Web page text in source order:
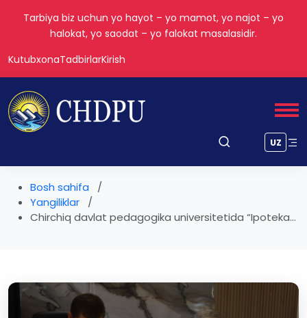
Tarbiya biz uchun yo hayot – yo mamot, yo najot – yo
halokat, yo saodat – yo falokat masalasidir.
KutubxonaTadbirlarKirish
UZ
Bosh sahifa
Yangiliklar
Chirchiq davlat pedagogika universitetida “Ipoteka...